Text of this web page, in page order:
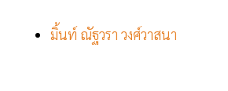
มิ้นท์ ณัฐวรา วงศ์วาสนา